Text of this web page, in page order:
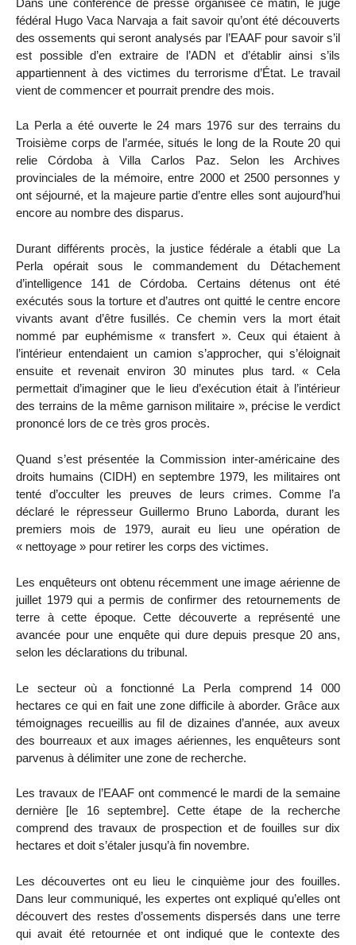
fédéral Hugo Vaca Narvaja a fait savoir qu’ont été découverts
des ossements qui seront analysés par l’EAAF pour savoir s’il
est possible d’en extraire de l’ADN et d’établir ainsi s’ils
appartiennent à des victimes du terrorisme d’État. Le travail
vient de commencer et pourrait prendre des mois.
La Perla a été ouverte le 24 mars 1976 sur des terrains du
Troisième corps de l’armée, situés le long de la Route 20 qui
relie Córdoba à Villa Carlos Paz. Selon les Archives
provinciales de la mémoire, entre 2000 et 2500 personnes y
ont séjourné, et la majeure partie d’entre elles sont aujourd’hui
encore au nombre des disparus.
Durant différents procès, la justice fédérale a établi que La
Perla opérait sous le commandement du Détachement
d’intelligence 141 de Córdoba. Certains détenus ont été
exécutés sous la torture et d’autres ont quitté le centre encore
vivants avant d’être fusillés. Ce chemin vers la mort était
nommé par euphémisme « transfert ». Ceux qui étaient à
l’intérieur entendaient un camion s’approcher, qui s’éloignait
ensuite et revenait environ 30 minutes plus tard. « Cela
permettait d’imaginer que le lieu d’exécution était à l’intérieur
des terrains de la même garnison militaire », précise le verdict
prononcé lors de ce très gros procès.
Quand s’est présentée la Commission inter-américaine des
droits humains (CIDH) en septembre 1979, les militaires ont
tenté d’occulter les preuves de leurs crimes. Comme l’a
déclaré le répresseur Guillermo Bruno Laborda, durant les
premiers mois de 1979, aurait eu lieu une opération de
« nettoyage » pour retirer les corps des victimes.
Les enquêteurs ont obtenu récemment une image aérienne de
juillet 1979 qui a permis de confirmer des retournements de
terre à cette époque. Cette découverte a représenté une
avancée pour une enquête qui dure depuis presque 20 ans,
selon les déclarations du tribunal.
Le secteur où a fonctionné La Perla comprend 14 000
hectares ce qui en fait une zone difficile à aborder. Grâce aux
témoignages recueillis au fil de dizaines d’année, aux aveux
des bourreaux et aux images aériennes, les enquêteurs sont
parvenus à délimiter une zone de recherche.
Les travaux de l’EAAF ont commencé le mardi de la semaine
dernière [le 16 septembre]. Cette étape de la recherche
comprend des travaux de prospection et de fouilles sur dix
hectares et doit s’étaler jusqu’à fin novembre.
Les découvertes ont eu lieu le cinquième jour des fouilles.
Dans leur communiqué, les expertes ont expliqué qu’elles ont
découvert des restes d’ossements dispersés dans une terre
qui avait été retournée et ont indiqué que le contexte des